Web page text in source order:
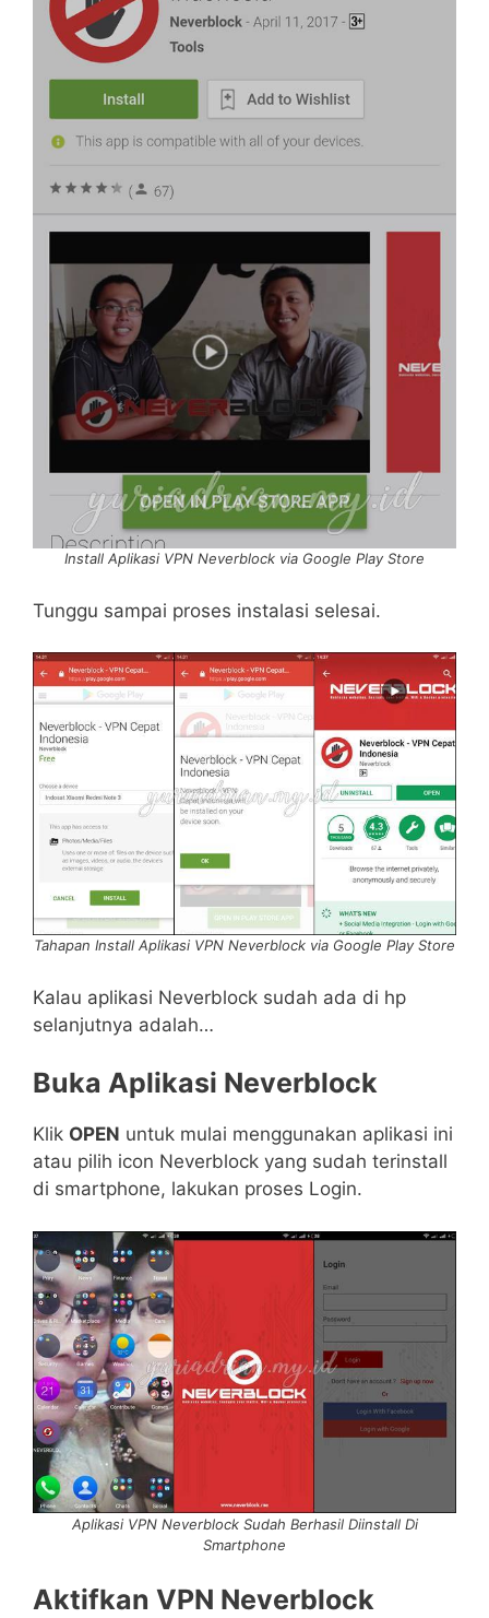
Install Aplikasi VPN Neverblock via Google Play Store
Tunggu sampai proses instalasi selesai.
Tahapan Install Aplikasi VPN Neverblock via Google Play Store
Kalau aplikasi Neverblock sudah ada di hp
selanjutnya adalah…
Buka Aplikasi Neverblock
Klik OPEN untuk mulai menggunakan aplikasi ini
atau pilih icon Neverblock yang sudah terinstall
di smartphone, lakukan proses Login.
Aplikasi VPN Neverblock Sudah Berhasil Diinstall Di
Smartphone
Aktifkan VPN Neverblock